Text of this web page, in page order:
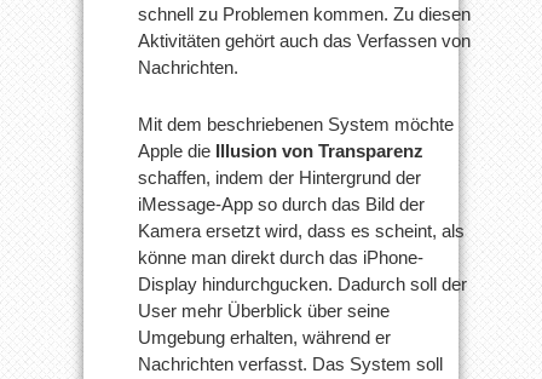
schnell zu Problemen kommen. Zu diesen
Aktivitäten gehört auch das Verfassen von
Nachrichten.
Mit dem beschriebenen System möchte
Apple die Illusion von Transparenz
schaffen, indem der Hintergrund der
iMessage-App so durch das Bild der
Kamera ersetzt wird, dass es scheint, als
könne man direkt durch das iPhone-
Display hindurchgucken. Dadurch soll der
User mehr Überblick über seine
Umgebung erhalten, während er
Nachrichten verfasst. Das System soll